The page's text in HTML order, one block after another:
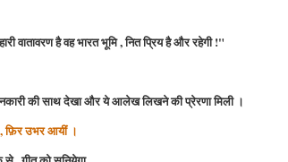
वातावरण है वह भारत भूमि , नित प्रिय है और रहेगी !"
की साथ देखा और ये आलेख लिखने की प्रेरणा मिली ।
फ़िर उभर आयीं ।